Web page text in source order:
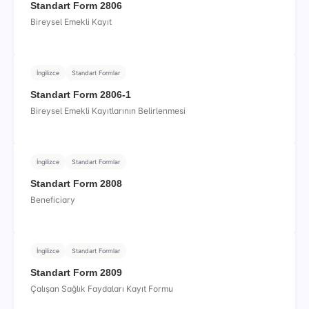
Standart Form 2806
Bireysel Emekli Kayıt
İngilizce Standart Formlar
Standart Form 2806-1
Bireysel Emekli Kayıtlarının Belirlenmesi
İngilizce Standart Formlar
Standart Form 2808
Beneficiary
İngilizce Standart Formlar
Standart Form 2809
Çalışan Sağlık Faydaları Kayıt Formu